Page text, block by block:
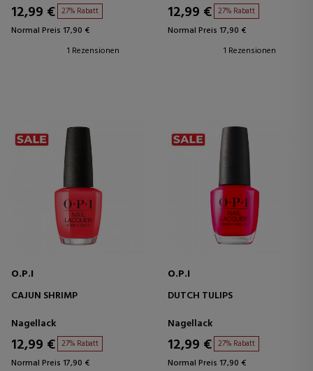
12,99 € 27% Rabatt
Normal Preis 17,90 €
1 Rezensionen
12,99 € 27% Rabatt
Normal Preis 17,90 €
1 Rezensionen
O.P.I
CAJUN SHRIMP
Nagellack
12,99 € 27% Rabatt
Normal Preis 17,90 €
O.P.I
DUTCH TULIPS
Nagellack
12,99 € 27% Rabatt
Normal Preis 17,90 €